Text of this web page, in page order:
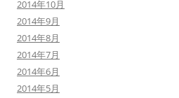
2014年10月
2014年9月
2014年8月
2014年7月
2014年6月
2014年5月